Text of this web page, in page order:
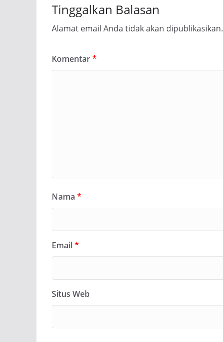
Tinggalkan Balasan
Alamat email Anda tidak akan dipublikasikan.
Komentar*
Nama *
Email*
Situs Web